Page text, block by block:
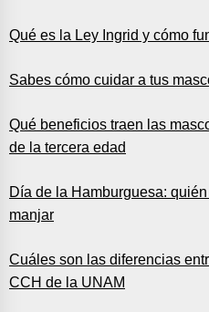
Qué es la Ley Ingrid y cómo
Sabes cómo cuidar a tus
Qué beneficios traen las
de la tercera edad
Día de la Hamburguesa:
manjar
Cuáles son las diferencias
CCH de la UNAM